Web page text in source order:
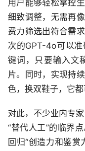
用户能够轻松掌控
细致调整，无需再
费力筛选出符合需
次的GPT-4o可以
键词，只要输入文
片。同时，实现持
色，换双鞋子，它都
对此，不少业内专
“替代人工”的临界
回归“创造力和鉴